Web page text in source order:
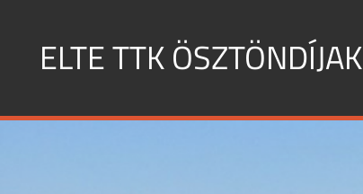
contentELTE TTK ÖSZTÖNDÍJAK